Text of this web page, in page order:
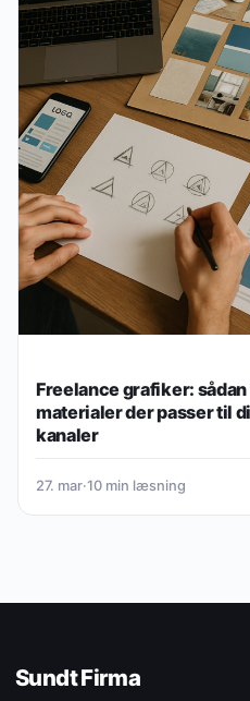
Freelance grafiker:
materialer der passer til
kanaler
27. mar·10 min læsning
Sundt Firma